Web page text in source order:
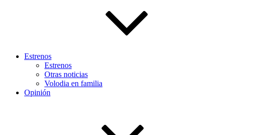
Estrenos
Estrenos
Otras noticias
Volodia en familia
Opinión